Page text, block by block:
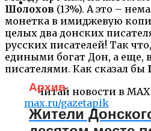
Шолохов (13%). А это –
монетка в имиджевую
целых два донских
русских писателей! Так
едиными богат Дон, а еще,
писателями. Как сказал бы
Читай новости в MAX
max.ru/gazetapik
Архив
Жители